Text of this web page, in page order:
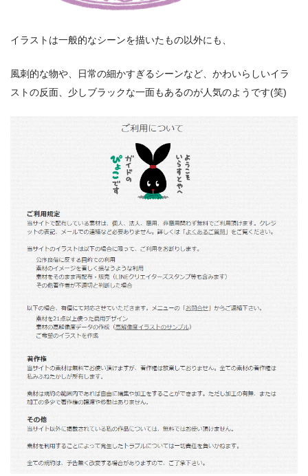
イラストは一般的なシーンを描いたもの以外にも、
風刺的な物や、日常の細かすぎるシーンなど、かわいらしいイラ
ストの反面、少しブラックな一面もあるのが人気のようです(笑)